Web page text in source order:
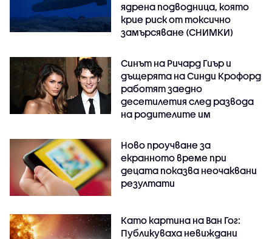
ядрена подводница, която
крие риск от токсично
замърсяване (СНИМКИ)
Синът на Ричард Гиър и
дъщерята на Синди Крофорд
работят заедно
десетилетия след развода
на родителите им
Ново проучване за
екранното време при
децата показва неочаквани
резултати
Като картина на Ван Гог:
Публикуваха невиждани